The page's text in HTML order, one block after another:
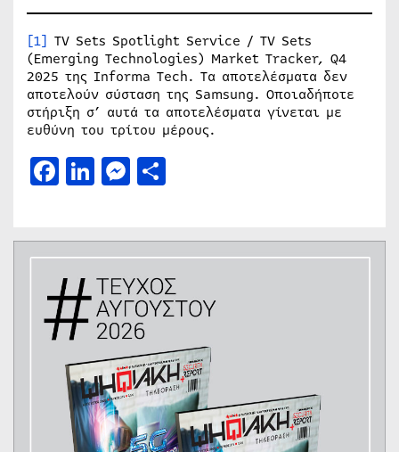
[1] TV Sets Spotlight Service / TV Sets
(Emerging Technologies) Market Tracker, Q4
2025 της Informa Tech. Τα αποτελέσματα δεν
αποτελούν σύσταση της Samsung. Οποιαδήποτε
στήριξη σ’ αυτά τα αποτελέσματα γίνεται με
ευθύνη του τρίτου μέρους.
Facebook
LinkedIn
Messenger